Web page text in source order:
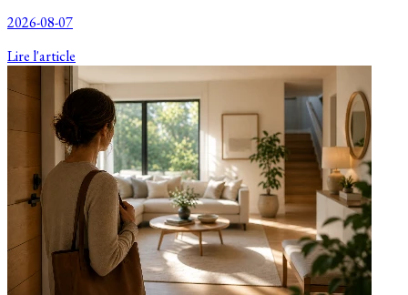
2026-08-07
Lire l'article